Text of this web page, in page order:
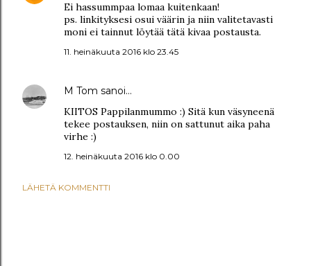
Ei hassummpaa lomaa kuitenkaan!
ps. linkityksesi osui väärin ja niin valitetavasti
moni ei tainnut löytää tätä kivaa postausta.
11. heinäkuuta 2016 klo 23.45
M Tom sanoi…
KIITOS Pappilanmummo :) Sitä kun väsyneenä
tekee postauksen, niin on sattunut aika paha
virhe :)
12. heinäkuuta 2016 klo 0.00
LÄHETÄ KOMMENTTI